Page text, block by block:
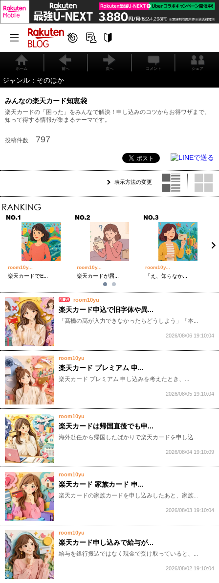
ホーム 前へ 次へ コメント シェア
ジャンル：そのほか
みんなの楽天カード知恵袋
楽天カードの「困った」をみんなで解決！申し込みのコツからお得ワザまで、
知って得する情報が集まるテーマです。
投稿件数 797
表示方法の変更
room10y...
楽天カードでE...
room10y...
楽天カードが届...
room10y...
「え、知らなか...
room10yu
楽天カード申込で旧字体や異...
​​​​​「髙橋の髙が入力できなかったらどうしよう」「本...
2026/08/06 19:10:04
room10yu
楽天カード プレミアム 申...
​​​​​楽天カード プレミアム 申し込みを考えたとき、...
2026/08/05 19:10:04
room10yu
楽天カードは帰国直後でも申...
​​​​​海外赴任から帰国したばかりで楽天カードを申し込...
2026/08/04 19:10:09
room10yu
楽天カード 家族カード 申...
​​​​​楽天カードの家族カードを申し込みしたあと、家族...
2026/08/03 19:10:04
room10yu
楽天カード申し込みで給与が...
​​​​​給与を銀行振込ではなく現金で受け取っていると、...
2026/08/02 19:10:04